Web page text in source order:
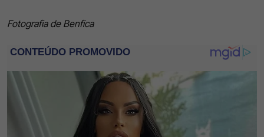
Fotografia de Benfica